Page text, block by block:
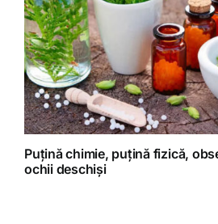
Puțină chimie, puțină fizică,
ochii deschiși